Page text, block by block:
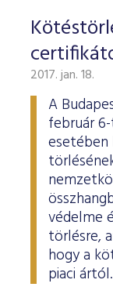
2017. jan. 18.
A
február
védelme
törlésre,
hogy a
piaci ártól.